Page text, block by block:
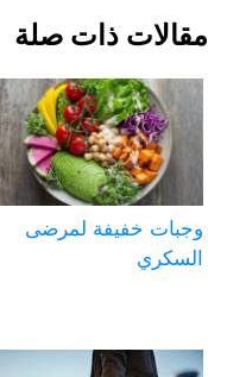
مقالات ذات صلة
وجبات خفيفة لمرضى
السكري